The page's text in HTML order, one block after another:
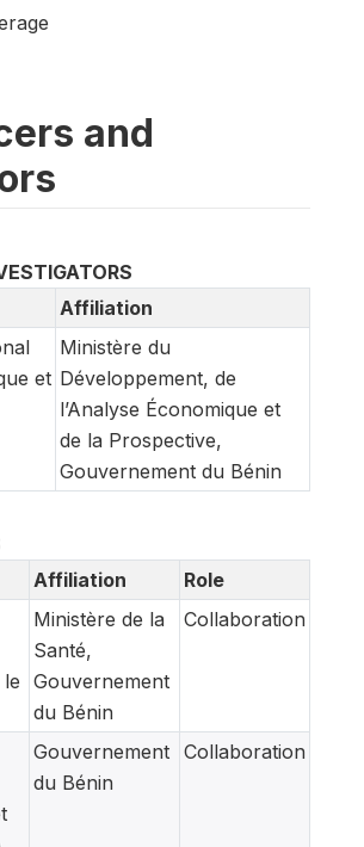
and
Affiliation
et
Ministère du
Développement, de
l’Analyse Économique et
de la Prospective,
Gouvernement du Bénin
Affiliation
Role
Ministère de la
Santé,
Gouvernement
du Bénin
Collaboration
Gouvernement
du Bénin
Collaboration